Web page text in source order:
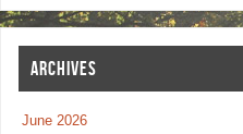
ARCHIVES
June 2026